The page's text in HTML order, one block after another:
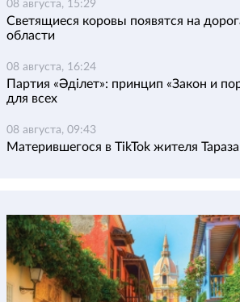
08 августа, 15:29
Светящиеся коровы появятся на
области
08 августа, 16:24
Партия «Әділет»: принцип «Закон и
для всех
08 августа, 09:43
Матерившегося в TikTok жителя